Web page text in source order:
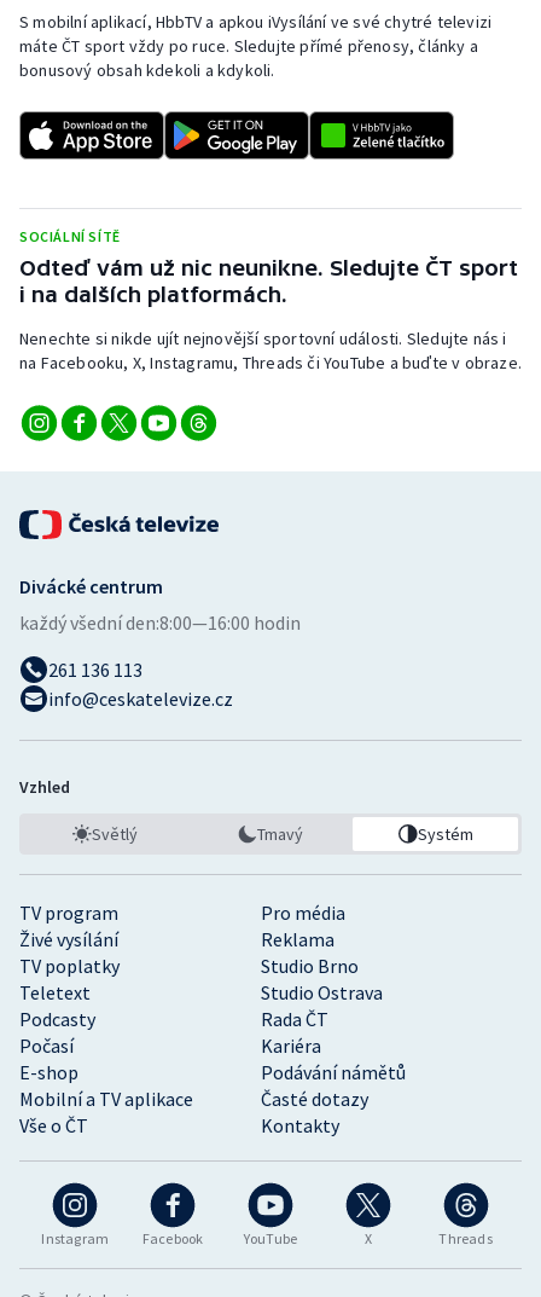
Rychlostní kanoistika
Short track
Stolní tenis
Triatlon
Veslování
Vodní slalom
Ostatní
S mobilní aplikací, HbbTV a apkou iVysílání ve své chytré televizi
máte ČT sport vždy po ruce. Sledujte přímé přenosy, články a
bonusový obsah kdekoli a kdykoli.
SOCIÁLNÍ SÍTĚ
Odteď vám už nic neunikne. Sledujte ČT sport
i na dalších platformách.
Nenechte si nikde ujít nejnovější sportovní události. Sledujte nás i
na Facebooku, X, Instagramu, Threads či YouTube a buďte v obraze.
Instagram Facebook YouTube X Threads
TV program
Pro média
Živé vysílání
Reklama
TV poplatky
Studio Brno
Teletext
Studio Ostrava
Podcasty
Rada ČT
Počasí
Kariéra
E-shop
Podávání námětů
Mobilní a TV aplikace
Časté dotazy
Vše o ČT
Kontakty
Divácké centrum
každý všední den:8:00—16:00 hodin
261 136 113
info@ceskatelevize.cz
Vzhled
Světlý Tmavý Systém